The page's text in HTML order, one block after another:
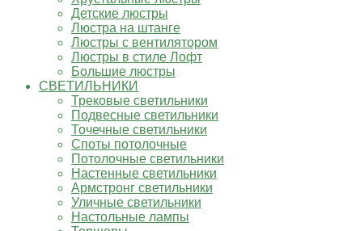
Детские люстры
Люстра на штанге
Люстры с вентилятором
Люстры в стиле Лофт
Большие люстры
СВЕТИЛЬНИКИ
Трековые светильники
Подвесные светильники
Точечные светильники
Споты потолочные
Потолочные светильники
Настенные светильники
Армстронг светильники
Уличные светильники
Настольные лампы